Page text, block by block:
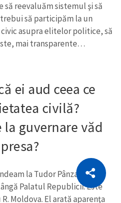
Copiază Link
reevaluăm sistemul şi să
să participăm la un
asupra elitelor politice, să
mai transparente…
ei aud ceea ce
civilă?
la guvernare văd
la Tudor Pânzaru, care
Palatul Republicii. Este
Moldova. El arată aparenţa
Citește articolul